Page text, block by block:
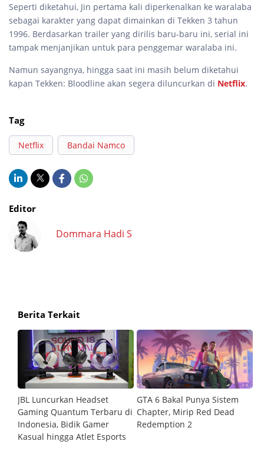
Seperti diketahui, Jin pertama kali diperkenalkan ke waralaba
sebagai karakter yang dapat dimainkan di Tekken 3 tahun
1996. Berdasarkan trailer yang dirilis baru-baru ini, serial ini
tampak menjanjikan untuk para penggemar waralaba ini.
Namun sayangnya, hingga saat ini masih belum diketahui
kapan Tekken: Bloodline akan segera diluncurkan di Netflix.
Tag
Netflix Bandai Namco
Editor
Dommara Hadi S
Berita Terkait
JBL Luncurkan Headset
Gaming Quantum Terbaru di
Indonesia, Bidik Gamer
Kasual hingga Atlet Esports
GTA 6 Bakal Punya Sistem
Chapter, Mirip Red Dead
Redemption 2